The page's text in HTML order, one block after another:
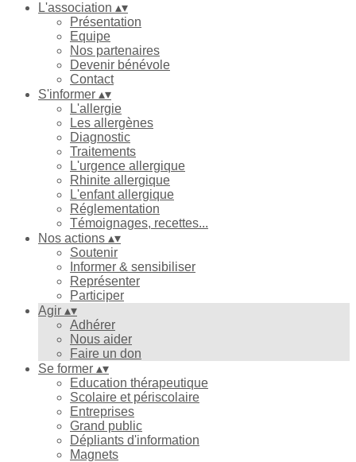
L'association ▴▾
Présentation
Equipe
Nos partenaires
Devenir bénévole
Contact
S'informer ▴▾
L'allergie
Les allergènes
Diagnostic
Traitements
L'urgence allergique
Rhinite allergique
L'enfant allergique
Réglementation
Témoignages, recettes...
Nos actions ▴▾
Soutenir
Informer & sensibiliser
Représenter
Participer
Agir ▴▾
Adhérer
Nous aider
Faire un don
Se former ▴▾
Education thérapeutique
Scolaire et périscolaire
Entreprises
Grand public
Dépliants d'information
Magnets